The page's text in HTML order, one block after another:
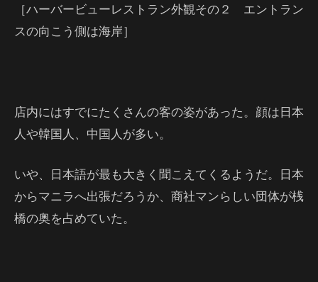
［ハーバービューレストラン外観その２ エントラン
スの向こう側は海岸］
店内にはすでにたくさんの客の姿があった。顔は日本
人や韓国人、中国人が多い。
いや、日本語が最も大きく聞こえてくるようだ。日本
からマニラへ出張だろうか、商社マンらしい団体が桟
橋の奥を占めていた。